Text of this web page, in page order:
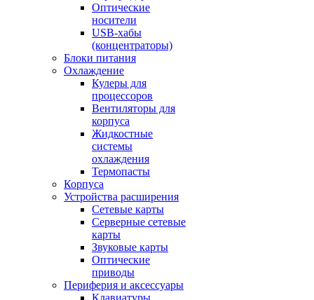
Оптические
носители
USB-хабы
(концентраторы)
Блоки питания
Охлаждение
Кулеры для
процессоров
Вентиляторы для
корпуса
Жидкостные
системы
охлаждения
Термопасты
Корпуса
Устройства расширения
Сетевые карты
Серверные сетевые
карты
Звуковые карты
Оптические
приводы
Периферия и аксессуары
Клавиатуры